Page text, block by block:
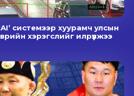
системээр хуурамч улсын
хэрэгслийг илрүүлжээ